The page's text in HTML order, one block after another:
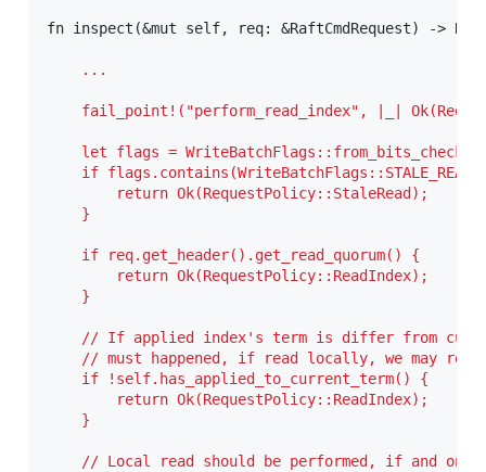
fn inspect(&mut self, req: &RaftCmdRequest) ->
    ...
fail_point!("perform_read_index", |_|
let flags =
if flags.contains(WriteBatchFlags::STALE_READ)
        return Ok(RequestPolicy::StaleRead);
    }
    if req.get_header().get_read_quorum() {
        return Ok(RequestPolicy::ReadIndex);
    }
// If applied index's term is differ from
// must happened, if read locally, we may read
    if !self.has_applied_to_current_term() {
        return Ok(RequestPolicy::ReadIndex);
    }
// Local read should be performed, if and